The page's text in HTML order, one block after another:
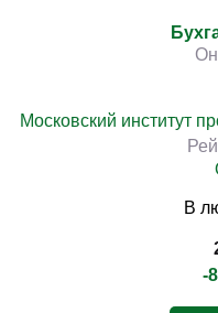
Московский институт
В
-